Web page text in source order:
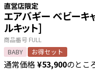
直営店限定
エアバギー ベビーキ
ルキット]
商品番号 FULL
BABY お得セット
通常価格¥53,900のとこ